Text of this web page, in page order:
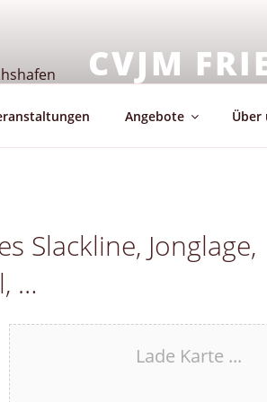
CVJM
Angebote Über
Slackline, Jonglage,
…
Lade Karte ...